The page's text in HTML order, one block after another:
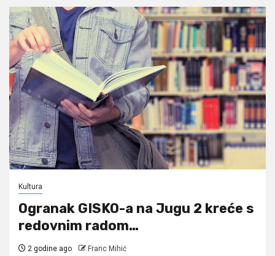
Kultura
Ogranak GISKO-a na Jugu 2 kreće s
redovnim radom…
2 godine ago Franc Mihić